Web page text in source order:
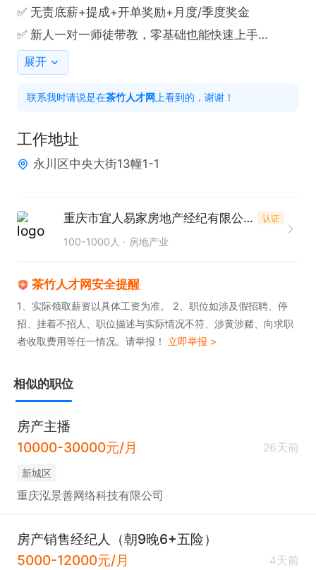
✅ 无责底薪+提成+开单奖励+月度/季度奖金
✅ 新人一对一师徒带教，零基础也能快速上手
✅ 客源公司扶持分配，不用自己苦熬找资源
不管你是职场新人、转行小白、还是资深销售
只要你肯吃苦、想赚钱、有上进心
欢迎加入我们的团队！
一起搞事业、挣高薪、实现收入自由！
岗位职责
1. 负责房产销售工作，为客户提供专业的购房咨询与
服务。
2. 挖掘客户需求，促成交易达成，提升客户满意度。
户需求。
2. 拥有较强的学习能力，快速掌握房产相关知识与业
4. 持有房地产经纪人协理证书或房地产经纪人证书者
优先。
展开
联系我时请说是在茶竹人才网 上看到的，谢谢！
工作地址
永川区中央大街13幢1-1
重庆市宜人易家房地产经纪有限公司中央大街店 认证
100-1000人 房地产业
茶竹人才网安全提醒
1、实际领取薪资以具体工资为准。 2、职位如涉及假招聘、停
招、挂着不招人、职位描述与实际情况不符、涉黄涉赌、向求职
者收取费用等任一情况。请举报！ 立即举报 >
相似的职位
房产主播
10000-30000元/月
26天前
新城区
重庆泓景善网络科技有限公司
房产销售经纪人（朝9晚6+五险）
5000-12000元/月
4天前